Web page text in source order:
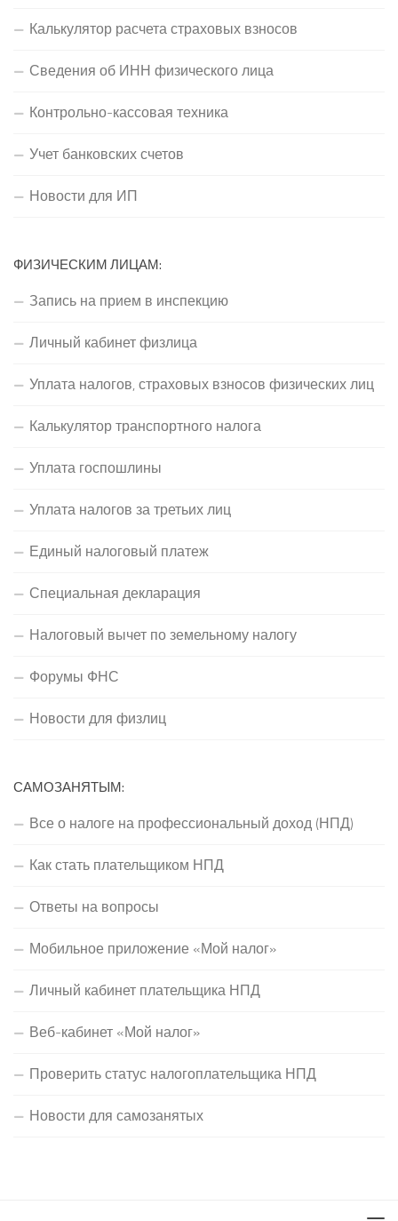
Калькулятор расчета страховых взносов
Сведения об ИНН физического лица
Контрольно-кассовая техника
Учет банковских счетов
Новости для ИП
ФИЗИЧЕСКИМ ЛИЦАМ:
Запись на прием в инспекцию
Личный кабинет физлица
Уплата налогов, страховых взносов физических лиц
Калькулятор транспортного налога
Уплата госпошлины
Уплата налогов за третьих лиц
Единый налоговый платеж
Специальная декларация
Налоговый вычет по земельному налогу
Форумы ФНС
Новости для физлиц
САМОЗАНЯТЫМ:
Все о налоге на профессиональный доход (НПД)
Как стать плательщиком НПД
Ответы на вопросы
Мобильное приложение «Мой налог»
Личный кабинет плательщика НПД
Веб-кабинет «Мой налог»
Проверить статус налогоплательщика НПД
Новости для самозанятых